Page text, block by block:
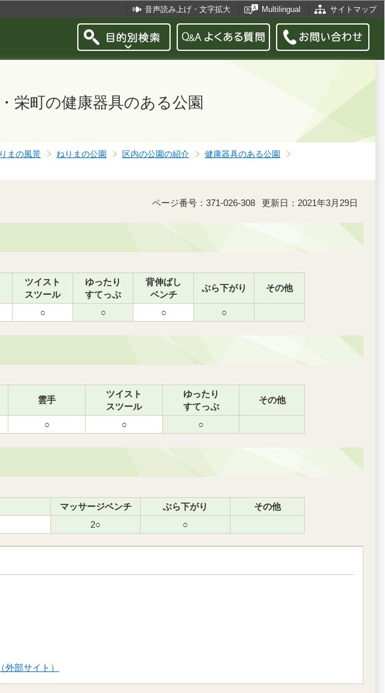
音声読み上げ・文字拡大 Multilingual サイトマップ
栄町の健康器具のある公園
まの風景 ねりまの公園 区内の公園の紹介
健康器具のある公園
ページ番号：371-026-308 更新日：2021年3月29日
ツイスト
スツール
ゆったり
すてっぷ
背伸ばし
ベンチ
ぶら下がり その他
○ ○ ○ ○
雲手
ツイスト
スツール
ゆったり
すてっぷ
その他
○ ○ ○
マッサージベンチ ぶら下がり
その他
2○ ○
部サイト）